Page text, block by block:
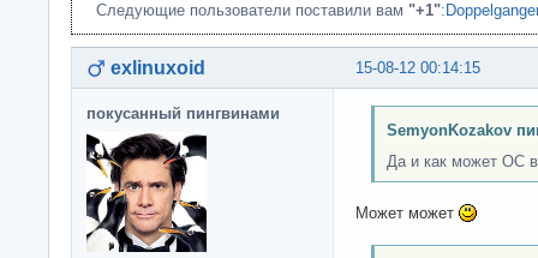
Следующие пользователи поставили вам "+1":
15-08-12 00:14:15
exlinuxoid
покусанный пингвинами
SemyonKozakov
Да и как может ОС
Может может